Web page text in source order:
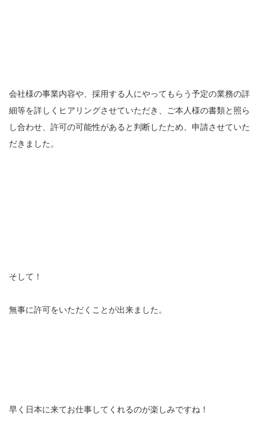
会社様の事業内容や、採用する人にやってもらう予定の業務の詳
細等を詳しくヒアリングさせていただき、ご本人様の書類と照ら
し合わせ、許可の可能性があると判断したため、申請させていた
だきました。
そして！
無事に許可をいただくことが出来ました。
早く日本に来てお仕事してくれるのが楽しみですね！